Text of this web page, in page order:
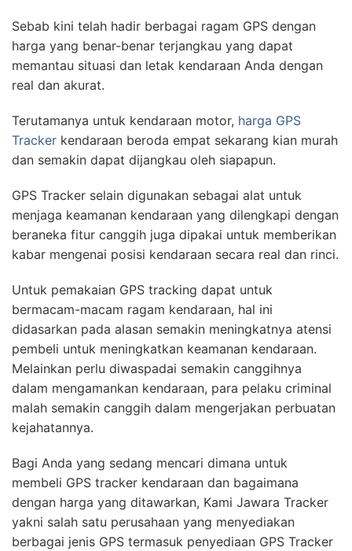
Sebab kini telah hadir berbagai ragam GPS dengan
harga yang benar-benar terjangkau yang dapat
memantau situasi dan letak kendaraan Anda dengan
real dan akurat.
Terutamanya untuk kendaraan motor, harga GPS
Tracker kendaraan beroda empat sekarang kian murah
dan semakin dapat dijangkau oleh siapapun.
GPS Tracker selain digunakan sebagai alat untuk
menjaga keamanan kendaraan yang dilengkapi dengan
beraneka fitur canggih juga dipakai untuk memberikan
kabar mengenai posisi kendaraan secara real dan rinci.
Untuk pemakaian GPS tracking dapat untuk
bermacam-macam ragam kendaraan, hal ini
didasarkan pada alasan semakin meningkatnya atensi
pembeli untuk meningkatkan keamanan kendaraan.
Melainkan perlu diwaspadai semakin canggihnya
dalam mengamankan kendaraan, para pelaku criminal
malah semakin canggih dalam mengerjakan perbuatan
kejahatannya.
Bagi Anda yang sedang mencari dimana untuk
membeli GPS tracker kendaraan dan bagaimana
dengan harga yang ditawarkan, Kami Jawara Tracker
yakni salah satu perusahaan yang menyediakan
berbagai jenis GPS termasuk penyediaan GPS Tracker